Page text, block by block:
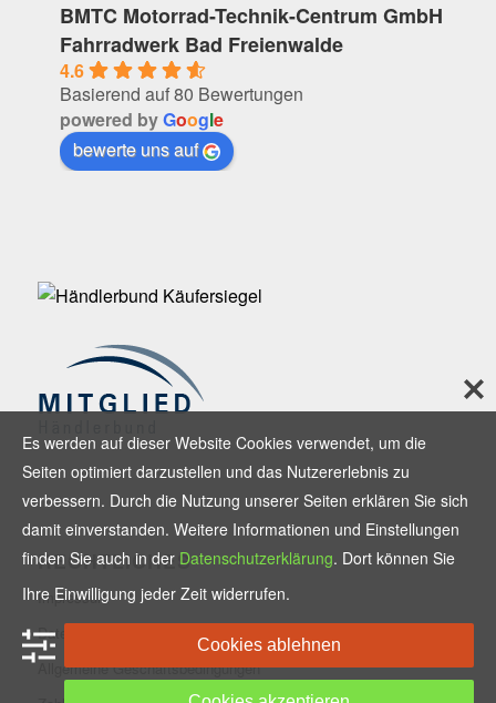
BMTC Motorrad-Technik-Centrum GmbH
Fahrradwerk Bad Freienwalde
4.6
Basierend auf 80 Bewertungen
powered byGoogle
bewerte uns auf
RECHTLICHES
Impressum
Datenschutzerklärung
Allgemeine Geschäftsbedingungen
Es werden auf dieser Website Cookies verwendet, um die
Seiten optimiert darzustellen und das Nutzererlebnis zu
verbessern. Durch die Nutzung unserer Seiten erklären Sie sich
damit einverstanden. Weitere Informationen und Einstellungen
finden Sie auch in der Datenschutzerklärung. Dort können Sie
Ihre Einwilligung jeder Zeit widerrufen.
Cookies ablehnen